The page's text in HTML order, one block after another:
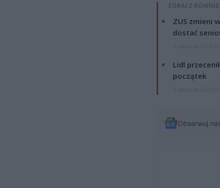
ZOBACZ
ZUS zmieni
dostać
Lidl
początek
Obserwuj